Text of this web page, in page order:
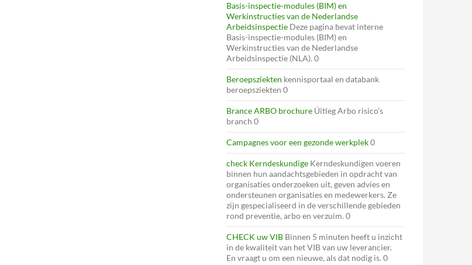
Basis-inspectie-modules (BIM) en
Werkinstructies van de Nederlandse
Arbeidsinspectie Deze pagina bevat interne
Basis-inspectie-modules (BIM) en
Werkinstructies van de Nederlandse
Arbeidsinspectie (NLA). 0
Beroepsziekten kennisportaal en databank
beroepsziekten 0
Brance ARBO brochure Úitleg Arbo risico’s
branch 0
Campagnes voor een gezonde werkplek0
check Kerndeskundige Kerndeskundigen voeren
binnen hun aandachtsgebieden in opdracht van
organisaties onderzoeken uit, geven advies en
ondersteunen organisaties en medewerkers. Ze
zijn gespecialiseerd in de verschillende gebieden
rond preventie, arbo en verzuim. 0
CHECK uw VIB Binnen 5 minuten heeft u inzicht
in de kwaliteit van het VIB van uw leverancier.
En vraagt u om een nieuwe, als dat nodig is. 0